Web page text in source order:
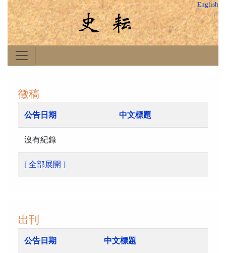
English
徵稿
公告日期 中文標題
沒有紀錄
[ 全部展開 ]
出刊
公告日期 中文標題